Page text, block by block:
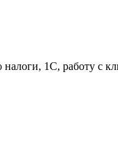
1С, работу с